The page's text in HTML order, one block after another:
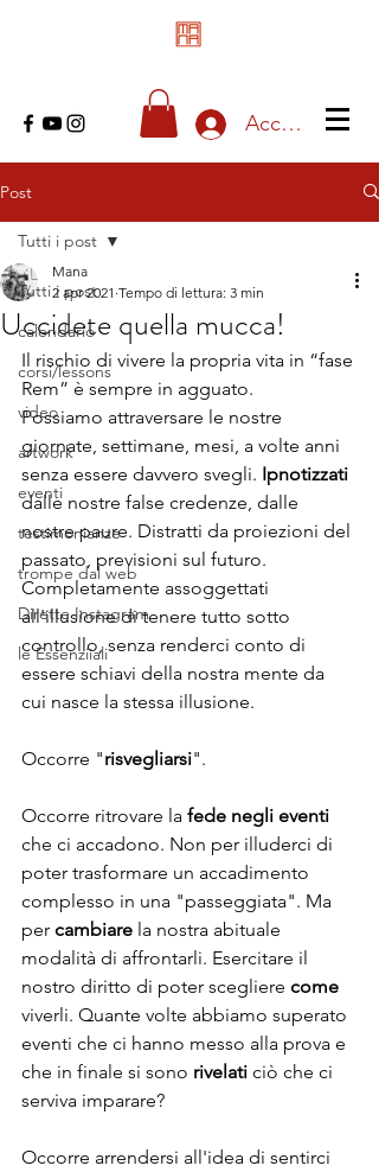
Accedi
Post
Tutti i post
calendario
corsi/lessons
video
artwork
eventi
testimonianze
trompe dal web
Dirette Instagram
le Essenziiali
Tutti i post
Uccidete quella mucca!
Mana
2 apr 2021 Tempo di lettura: 3 min
Il rischio di vivere la propria vita in “fase
Rem” è sempre in agguato.
Possiamo attraversare le nostre
giornate, settimane, mesi, a volte anni
senza essere davvero svegli. Ipnotizzati
dalle nostre false credenze, dalle
nostre paure. Distratti da proiezioni del
passato, previsioni sul futuro.
Completamente assoggettati
all'illusione di tenere tutto sotto
controllo, senza renderci conto di
essere schiavi della nostra mente da
cui nasce la stessa illusione.
Occorre "risvegliarsi".
Occorre ritrovare la fede negli eventi
che ci accadono. Non per illuderci di
poter trasformare un accadimento
complesso in una "passeggiata". Ma
per cambiare la nostra abituale
modalità di affrontarli. Esercitare il
nostro diritto di poter scegliere come
viverli. Quante volte abbiamo superato
eventi che ci hanno messo alla prova e
che in finale si sono rivelati ciò che ci
serviva imparare?
Occorre arrendersi all'idea di sentirci